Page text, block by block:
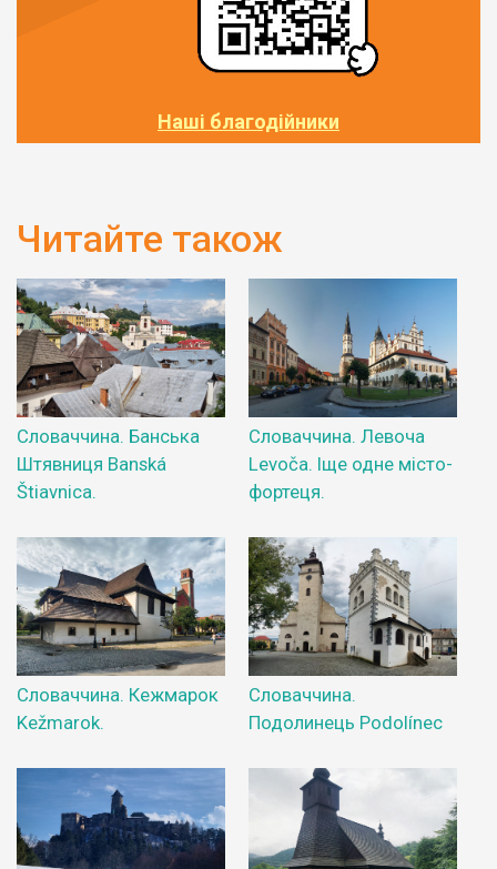
Наші благодійники
Читайте також
Словаччина. Банська
Штявниця Banská
Štiavnica.
Словаччина. Левоча
Levoča. Іще одне місто-
фортеця.
Словаччина. Кежмарок
Kežmarok.
Словаччина.
Подолинець Podolínec